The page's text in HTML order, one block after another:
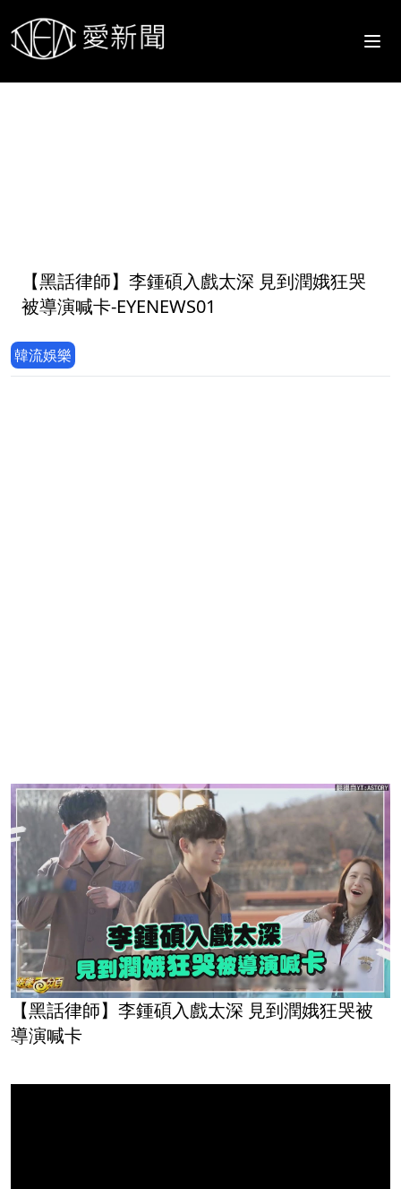
【黑話律師】李鍾碩入戲太深 見到潤娥狂哭
被導演喊卡-EYENEWS01
韓流娛樂
【黑話律師】李鍾碩入戲太深 見到潤娥狂哭被
導演喊卡